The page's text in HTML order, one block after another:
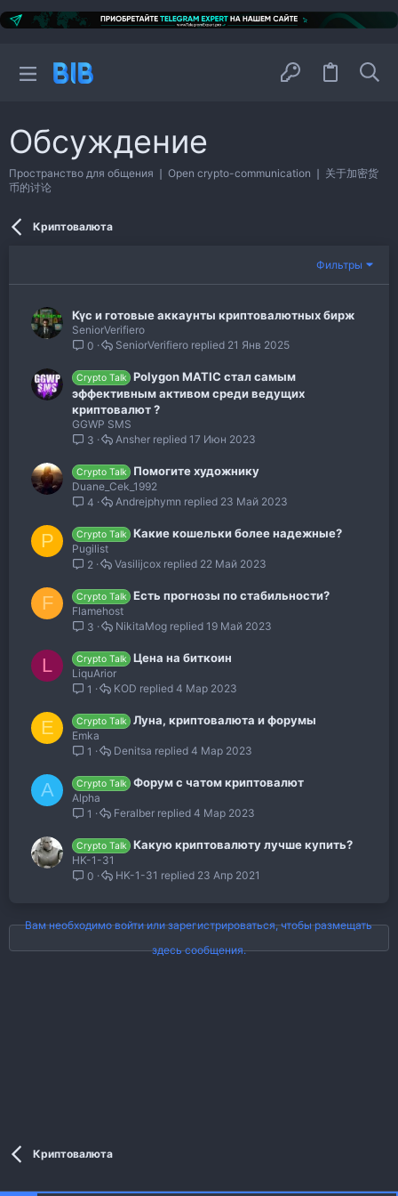
Обсуждение
Пространство для общения ❘ Open crypto-communication ❘ 关于加密货
币的讨论
Криптовалюта
Фильтры
Күс и готовые аккаунты криптовалютных бирж
SeniorVerifiero
0
21 Янв 2025
SeniorVerifiero
Crypto Talk Polygon MATIC стал самым
эффективным активом среди ведущих
криптовалют ?
GGWP SMS
3
17 Июн 2023
Ansher
Crypto Talk Помогите художнику
Duane_Cek_1992
4
23 Май 2023
Andrejphymn
P Crypto Talk Какие кошельки более надежные?
Pugilist
2
22 Май 2023
Vasilijcox
F Crypto Talk Есть прогнозы по стабильности?
Flamehost
3
19 Май 2023
NikitaMog
L Crypto Talk Цена на биткоин
LiquArior
1
4 Мар 2023
KOD
E Crypto Talk Луна, криптовалюта и форумы
Emka
1
4 Мар 2023
Denitsa
A Crypto Talk Форум с чатом криптовалют
Alpha
1
4 Мар 2023
Feralber
Crypto Talk Какую криптовалюту лучше купить?
HK-1-31
0
23 Апр 2021
HK-1-31
Вам необходимо войти или зарегистрироваться, чтобы размещать
здесь сообщения.
Криптовалюта